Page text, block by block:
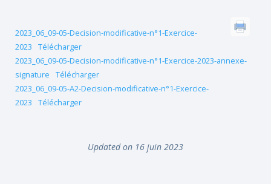
2023_06_09-05-Decision-modificative-n°1-Exercice-
2023
Télécharger
2023_06_09-05-Decision-modificative-n°1-Exercice-2023-annexe-
signature
Télécharger
2023_06_09-05-A2-Decision-modificative-n°1-Exercice-
2023
Télécharger
Updated on 16 juin 2023